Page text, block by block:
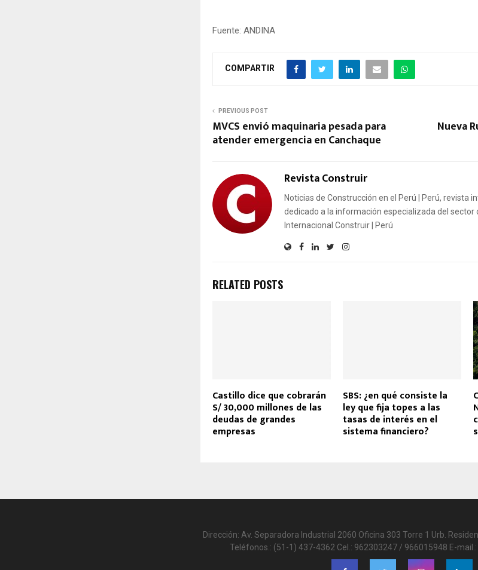
Fuente: ANDINA
COMPARTIR
PREVIOUS POST
MVCS envió maquinaria pesada para
atender emergencia en Canchaque
Nueva
Revista Construir
Noticias de Construcción en el Perú | Perú, revista
dedicado a la información especializada del sector
Internacional Construir | Perú
RELATED POSTS
Castillo dice que cobrarán
S/ 30,000 millones de las
deudas de grandes
empresas
SBS: ¿en qué consiste la
ley que fija topes a las
tasas de interés en el
sistema financiero?
Dirección: Av. Separadora Industrial 2060 Oficina 303 Torre 1 Urb.
Teléfonos.: (51-1) 437-4362 Cel.: 962303247 / 966015948 E-